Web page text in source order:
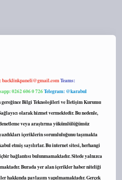
backlinkpaneli@gmail.comTeams:
0262 606 0 726Telegram: @karabul
gereğince Bilgi Teknolojileri ve İletişim Kurumu
olarak hizmet vermektedir. Bu nedenle,
veya araştırma yükümlülüğümüz
içeriklerin sorumluluğunu taşımakta
etmiş sayılırlar. Bu internet sitesi, herhangi
bağlantısı bulunmamaktadır. Sitede yalnızca
Burada yer alan içerikler haber niteliği
hakkında paylaşım yapılmamaktadır. Gerçek